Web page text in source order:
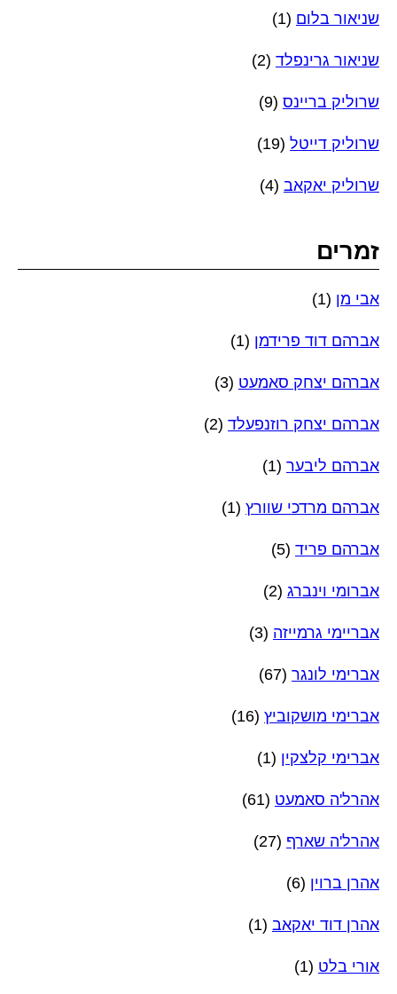
שניאור בלום (1)
שניאור גרינפלד (2)
שרוליק בריינס (9)
שרוליק דייטל (19)
שרוליק יאקאב (4)
זמרים
אבי מן (1)
אברהם דוד פרידמן (1)
אברהם יצחק סאמעט (3)
אברהם יצחק רוזנפעלד (2)
אברהם ליבער (1)
אברהם מרדכי שוורץ (1)
אברהם פריד (5)
אברומי וינברג (2)
אבריימי גרמייזה (3)
אברימי לונגר (67)
אברימי מושקוביץ (16)
אברימי קלצקין (1)
אהרל'ה סאמעט (61)
אהרל'ה שארף (27)
אהרן ברוין (6)
אהרן דוד יאקאב (1)
אורי בלט (1)